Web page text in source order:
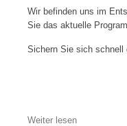
Wir befinden uns im
Sie das aktuelle
Sichern Sie sich
Weiter lesen